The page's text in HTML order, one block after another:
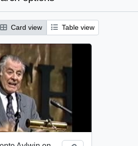
Card view Table view